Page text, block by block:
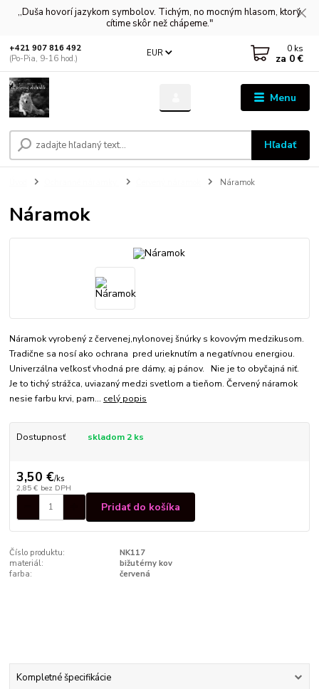
,,Duša hovorí jazykom symbolov. Tichým, no mocným hlasom, ktorý
cítime skôr než chápeme."
Menu
EUR
Hľadať
+421 907 816 492
(Po-Pia, 9-16 hod.)
0 ks
za 0 €
Náramok
Náramok
Náramok vyrobený z červenej,nylonovej šnúrky s kovovým medzikusom.
Tradične sa nosí ako ochrana pred urieknutím a negatívnou energiou.
Univerzálna veľkosť vhodná pre dámy, aj pánov. Nie je to obyčajná niť.
Je to tichý strážca, uviazaný medzi svetlom a tieňom. Červený náramok
nesie farbu krvi, pam... celý popis
Dostupnosť skladom 2 ks
3,50 €/ks
2,85 € bez DPH
Pridať do košíka
Číslo produktu:
NK117
materiál:
bižutérny kov
farba:
červená
Kompletné špecifikácie